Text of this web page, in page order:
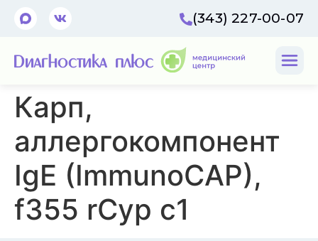
(343) 227-00-07
Карп,
аллергокомпонент
IgE (ImmunoCAP),
f355 rCyp c1